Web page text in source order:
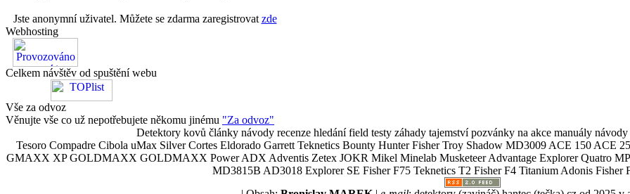
Jste anonymní uživatel. Můžete se zdarma zaregistrovat zde
Webhosting
Celkem návštěv od spuštění webu
Vše za odvoz
Věnujte vše co už nepotřebujete někomu jinému "Za odvoz"
Detektory kovů články návody recenze hledání field testy záhady tajemství pozvánky na akce manuály
Tesoro Compadre Cibola uMax Silver Cortes Eldorado Garrett Teknetics Bounty Hunter Fisher Troy Shadow MD3009 ACE 150 ACE
GMAXX XP GOLDMAXX GOLDMAXX Power ADX Adventis Zetex JOKR Mikel Minelab Musketeer Advantage Explorer Quatro
MD3815B AD3018 Explorer SE Fisher F75 Teknetics T2 Fisher F4 Titanium Adonis Fisher